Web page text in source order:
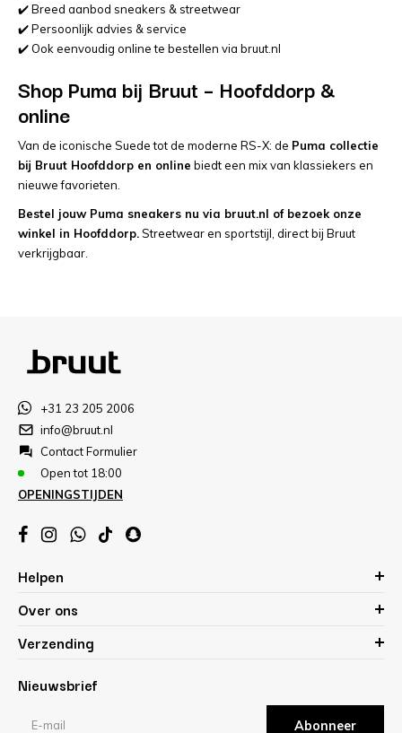
✔️ Breed aanbod sneakers & streetwear
✔️ Persoonlijk advies & service
✔️ Ook eenvoudig online te bestellen via bruut.nl
Shop Puma bij Bruut – Hoofddorp &
online
Van de iconische Suede tot de moderne RS-X: de Puma collectie
bij Bruut Hoofddorp en online biedt een mix van klassiekers en
nieuwe favorieten.
Bestel jouw Puma sneakers nu via bruut.nl of bezoek onze
winkel in Hoofddorp.Streetwear en sportstijl, direct bij Bruut
verkrijgbaar.
+31 23 205 2006
info@bruut.nl
Contact Formulier
Open tot 18:00
OPENINGSTIJDEN
Helpen
Over ons
Verzending
Nieuwsbrief
Abonneer